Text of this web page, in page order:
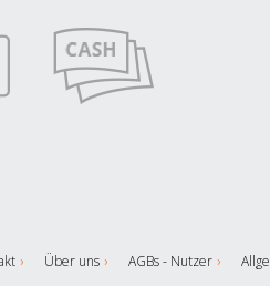
Über uns AGBs - Nutzer